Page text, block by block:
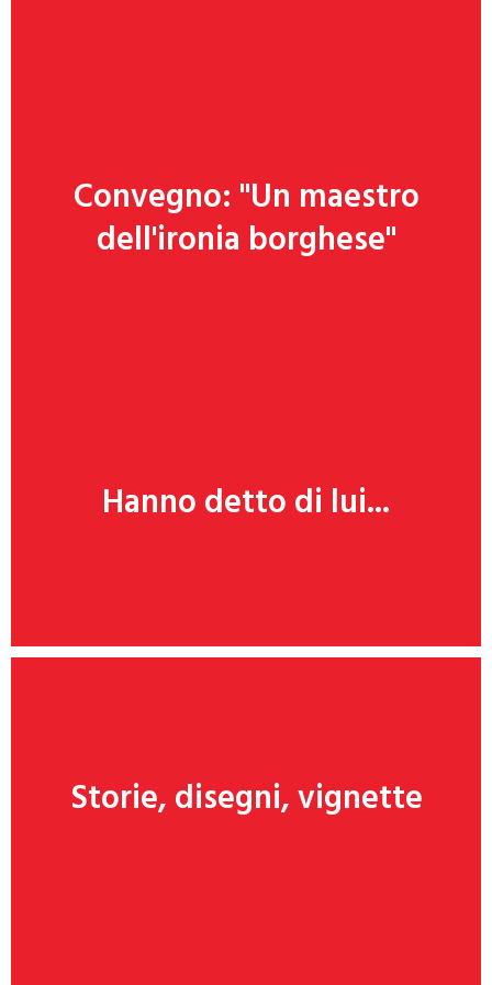
Clicca qui
Convegno: "Un maestro
dell'ironia borghese"
Clicca qui
Hanno detto di lui...
Clicca qui
Storie, disegni, vignette